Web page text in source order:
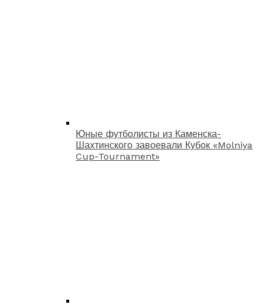
Юные футболисты из Каменска-
Шахтинского завоевали Кубок «Molniya
Cup-Tournament»